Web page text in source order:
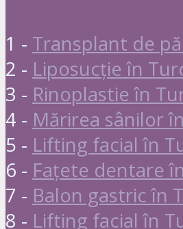
1 - Transplant de
2 - Liposucție în
3 - Rinoplastie în
4 - Mărirea sânilor
5 - Lifting facial în
6 - Fațete dentare
7 - Balon gastric în
8 - Lifting facial în